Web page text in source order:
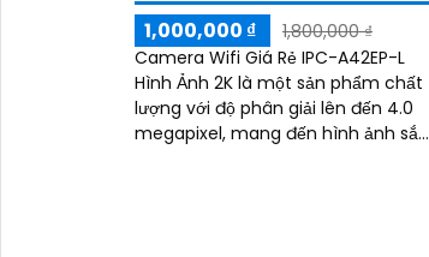
1,000,000 ₫
1,800,000 ₫
Camera Wifi Giá Rẻ IPC-A42EP-L
Hình Ảnh 2K là một sản phẩm chất
lượng với độ phân giải lên đến 4.0
megapixel, mang đến hình ảnh sắc